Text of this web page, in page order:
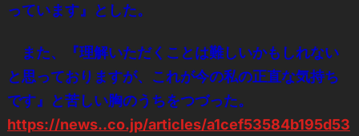
っています』とした。
また、『理解いただくことは難しいかもしれない
と思っておりますが、これが今の私の正直な気持ち
です』と苦しい胸のうちをつづった。
https://news..co.jp/articles/a1cef53584b195d53